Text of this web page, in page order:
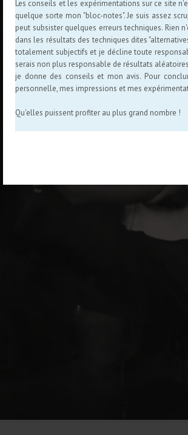
Les conseils et les expérimentations sur ce site
quelque sorte mon "bloc-notes". Je suis assez
peut subsister quelques erreurs techniques. Rien
dans les résultats des techniques dites
totalement subjectifs et je décline toute
serais non plus responsable de résultats
je donne des conseils et mon avis. Pour
personnelle, mes impressions et mes
Qu'elles puissent profiter au plus grand nombre !